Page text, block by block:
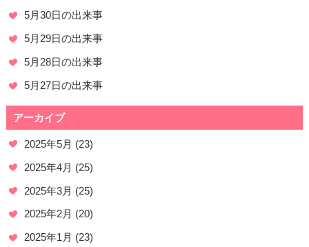
5月30日の出来事
5月29日の出来事
5月28日の出来事
5月27日の出来事
アーカイブ
2025年5月 (23)
2025年4月 (25)
2025年3月 (25)
2025年2月 (20)
2025年1月 (23)